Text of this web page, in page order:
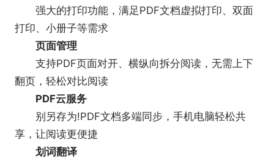
强大的打印功能，满足PDF文档虚拟打印、双面
打印、小册子等需求
页面管理
支持PDF页面对开、横纵向拆分阅读，无需上下
翻页，轻松对比阅读
PDF云服务
别另存为!PDF文档多端同步，手机电脑轻松共
享，让阅读更便捷
划词翻译